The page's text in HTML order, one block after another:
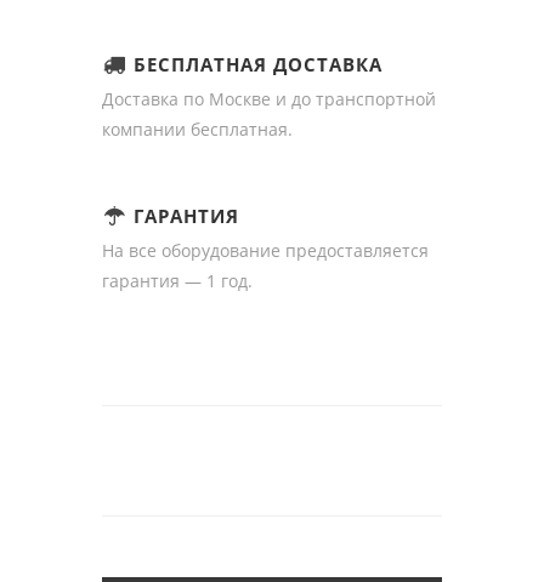
БЕСПЛАТНАЯ ДОСТАВКА
Доставка по Москве и до транспортной
компании бесплатная.
ГАРАНТИЯ
На все оборудование предоставляется
гарантия — 1 год.